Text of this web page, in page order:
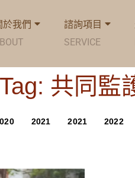
於我們
諮詢項目
SERVICE
共同監
2021 2021 2022